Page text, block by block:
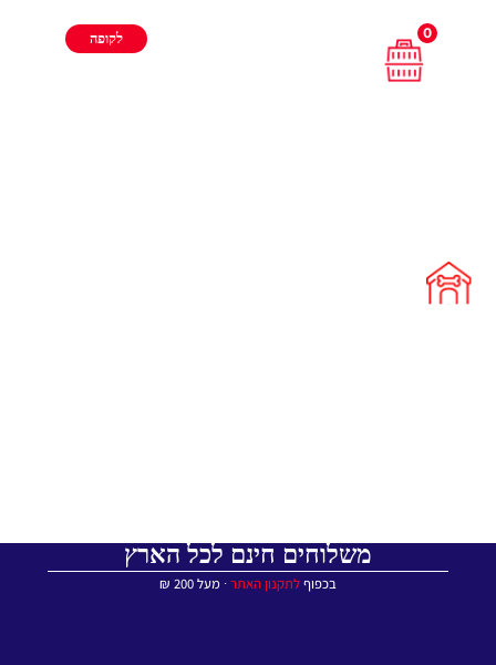
0 לקופה
משלוחים חינם לכל הארץ
בכפוףלתקנון האתר∙ מעל 200 ₪